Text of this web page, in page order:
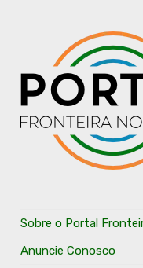
Sobre o Portal
Anuncie Conosco